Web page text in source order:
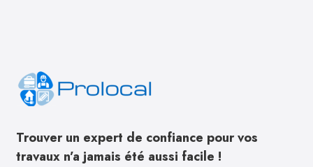
Trouver un expert de confiance pour vos
travaux n’a jamais été aussi facile !